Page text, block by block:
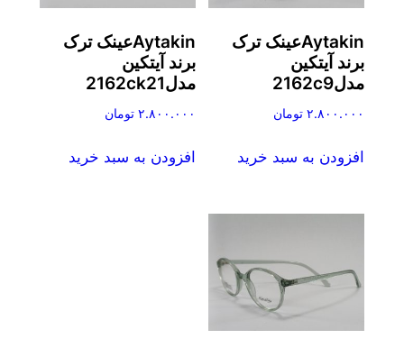
Aytakinعینک ترک
برند آیتکین
مدل2162c9
۲.۸۰۰.۰۰۰ تومان
افزودن به سبد خرید
Aytakinعینک ترک
برند آیتکین
مدل2162ck21
۲.۸۰۰.۰۰۰ تومان
افزودن به سبد خرید